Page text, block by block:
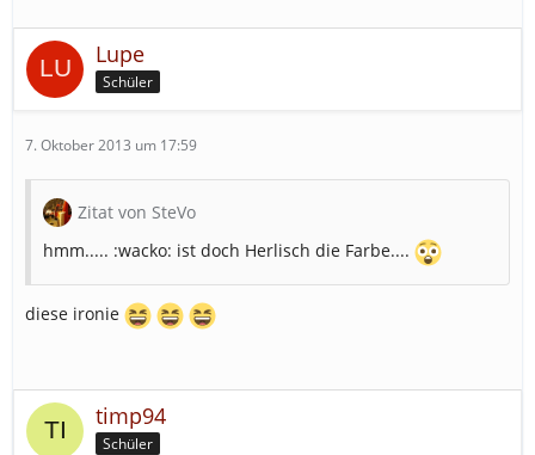
Lupe
Schüler
7. Oktober 2013 um 17:59
Zitat von SteVo
hmm..... :wacko: ist doch Herlisch die Farbe....
diese ironie
timp94
Schüler